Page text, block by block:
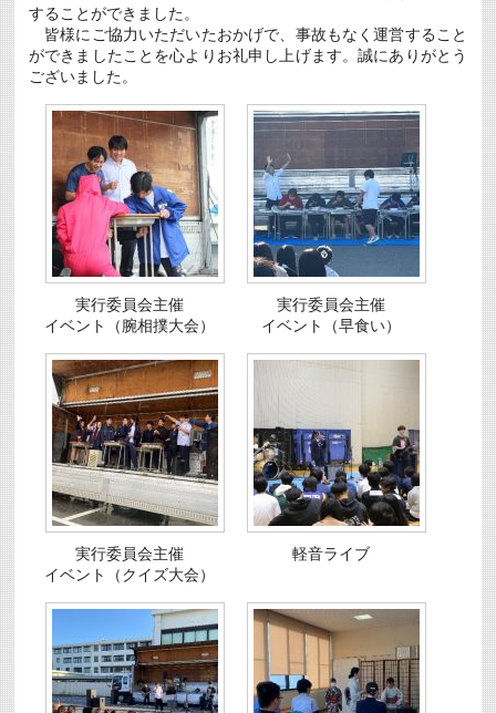
さ
れ
ま
は
することができました。
皆様にご協力いただいたおかげで、事故もなく運営すること
ができましたことを心よりお礼申し上げます。誠にありがとう
ございました。
実行委員会主催
イベント（腕相撲大会）
実行委員会主催
イベント（早食い）
実行委員会主催
イベント（クイズ大会）
軽音ライブ